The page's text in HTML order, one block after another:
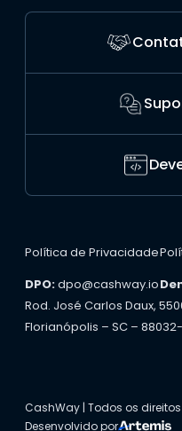
Política de Privacidade
DPO:dpo@cashway.io
Rod. José Carlos Daux,
Florianópolis – SC –
CashWay | Todos os
Desenvolvido por